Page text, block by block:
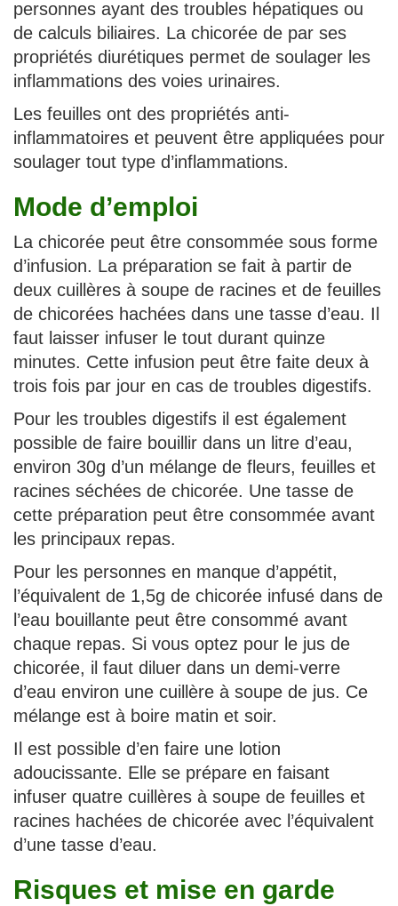
personnes ayant des troubles hépatiques ou
de calculs biliaires. La chicorée de par ses
propriétés diurétiques permet de soulager les
inflammations des voies urinaires.
Les feuilles ont des propriétés anti-
inflammatoires et peuvent être appliquées pour
soulager tout type d’inflammations.
Mode d’emploi
La chicorée peut être consommée sous forme
d’infusion. La préparation se fait à partir de
deux cuillères à soupe de racines et de feuilles
de chicorées hachées dans une tasse d’eau. Il
faut laisser infuser le tout durant quinze
minutes. Cette infusion peut être faite deux à
trois fois par jour en cas de troubles digestifs.
Pour les troubles digestifs il est également
possible de faire bouillir dans un litre d’eau,
environ 30g d’un mélange de fleurs, feuilles et
racines séchées de chicorée. Une tasse de
cette préparation peut être consommée avant
les principaux repas.
Pour les personnes en manque d’appétit,
l’équivalent de 1,5g de chicorée infusé dans de
l’eau bouillante peut être consommé avant
chaque repas. Si vous optez pour le jus de
chicorée, il faut diluer dans un demi-verre
d’eau environ une cuillère à soupe de jus. Ce
mélange est à boire matin et soir.
Il est possible d’en faire une lotion
adoucissante. Elle se prépare en faisant
infuser quatre cuillères à soupe de feuilles et
racines hachées de chicorée avec l’équivalent
d’une tasse d’eau.
Risques et mise en garde